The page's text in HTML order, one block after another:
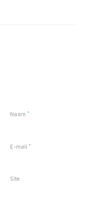
Naam *
E-mail *
Site